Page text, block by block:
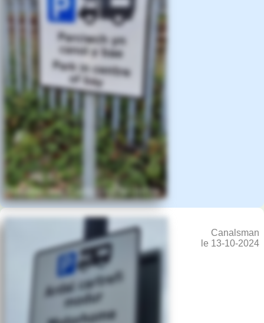
Canalsman
le 13-10-2024